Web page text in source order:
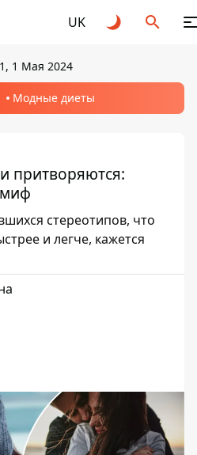
UK
1 Мая 2024
Модные диеты
притворяются:
стереотипов, что
и легче, кажется